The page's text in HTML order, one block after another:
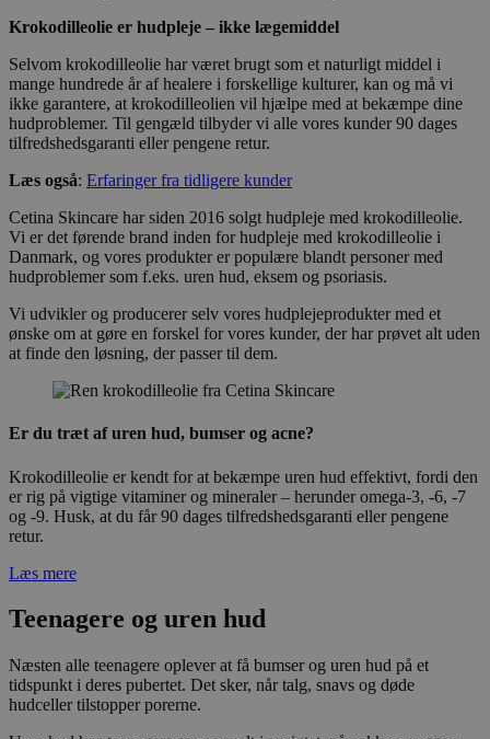
Krokodilleolie er hudpleje – ikke lægemiddel
Selvom krokodilleolie har været brugt som et naturligt middel i
mange hundrede år af healere i forskellige kulturer, kan og må vi
ikke garantere, at krokodilleolien vil hjælpe med at bekæmpe dine
hudproblemer. Til gengæld tilbyder vi alle vores kunder 90 dages
tilfredshedsgaranti eller pengene retur.
Læs også: Erfaringer fra tidligere kunder
Cetina Skincare har siden 2016 solgt hudpleje med krokodilleolie.
Vi er det førende brand inden for hudpleje med krokodilleolie i
Danmark, og vores produkter er populære blandt personer med
hudproblemer som f.eks. uren hud, eksem og psoriasis.
Vi udvikler og producerer selv vores hudplejeprodukter med et
ønske om at gøre en forskel for vores kunder, der har prøvet alt uden
at finde den løsning, der passer til dem.
Er du træt af uren hud, bumser og acne?
Krokodilleolie er kendt for at bekæmpe uren hud effektivt, fordi den
er rig på vigtige vitaminer og mineraler – herunder omega-3, -6, -7
og -9. Husk, at du får 90 dages tilfredshedsgaranti eller pengene
retur.
Læs mere
Teenagere og uren hud
Næsten alle teenagere oplever at få bumser og uren hud på et
tidspunkt i deres pubertet. Det sker, når talg, snavs og døde
hudceller tilstopper porerne.